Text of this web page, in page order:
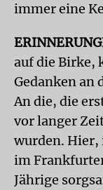
immer eine
auf die Birke,
Gedanken an
An die, die
vor langer
wurden. Hier,
im
Jährige